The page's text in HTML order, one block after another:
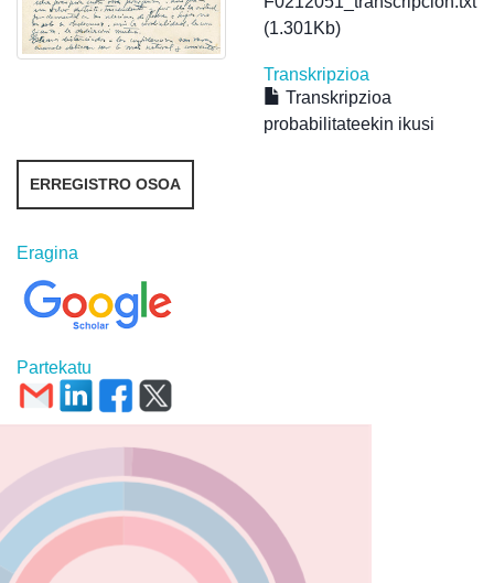
(1.301Kb)
Transkripzioa
Transkripzioa
probabilitateekin ikusi
ERREGISTRO OSOA
Eragina
Partekatu